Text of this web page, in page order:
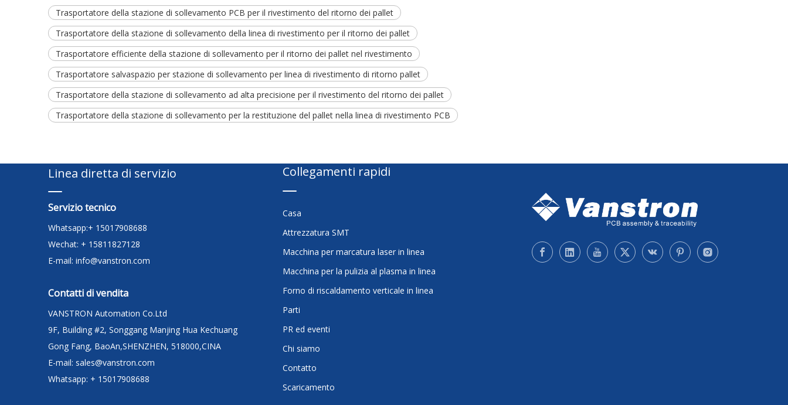
Trasportatore della stazione di sollevamento PCB per il rivestimento del ritorno dei pallet
Trasportatore della stazione di sollevamento della linea di rivestimento per il ritorno dei pallet
Trasportatore efficiente della stazione di sollevamento per il ritorno dei pallet nel rivestimento
Trasportatore salvaspazio per stazione di sollevamento per linea di rivestimento di ritorno pallet
Trasportatore della stazione di sollevamento ad alta precisione per il rivestimento del ritorno dei pallet
Trasportatore della stazione di sollevamento per la restituzione del pallet nella linea di rivestimento PCB
Linea diretta di servizio
Servizio tecnico
Whatsapp:+ 15017908688
Wechat: + 15811827128
E-mail: info@vanstron.com
Contatti di vendita
VANSTRON Automation Co.Ltd
9F, Building #2, Songgang Manjing Hua Kechuang
Gong Fang, BaoAn,SHENZHEN, 518000,CINA
E-mail: sales@vanstron.com
Whatsapp: + 15017908688
Collegamenti rapidi
Casa
Attrezzatura SMT
Macchina per marcatura laser in linea
Macchina per la pulizia al plasma in linea
Forno di riscaldamento verticale in linea
Parti
PR ed eventi
Chi siamo
Contatto
Scaricamento